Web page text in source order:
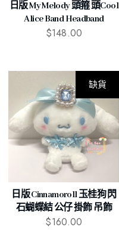
日版 My Melody 頭箍 頭cool
Alice Band Headband
$148.00
缺貨
日版 Cinnamoroll 玉桂狗 閃
石蝴蝶結 公仔 掛飾 吊飾
$160.00